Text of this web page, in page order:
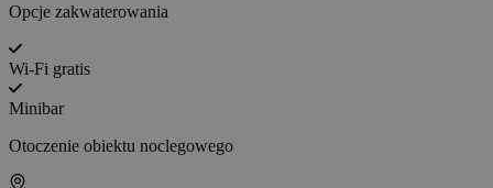
Opcje zakwaterowania
Wi-Fi gratis
Minibar
Otoczenie obiektu noclegowego